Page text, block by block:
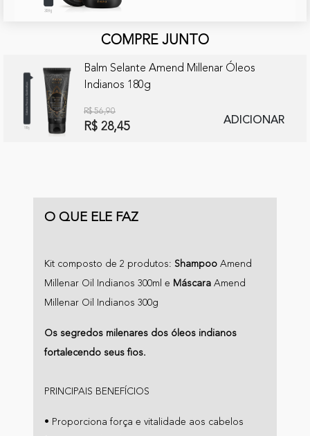
COMPRE JUNTO
Balm Selante Amend Millenar Óleos
Indianos 180g
R$ 56,90
R$ 28,45 ADICIONAR
O QUE ELE FAZ
Kit composto de 2 produtos: Shampoo Amend
Millenar Oil Indianos 300ml e Máscara Amend
Millenar Oil Indianos 300g
Os segredos milenares dos óleos indianos
fortalecendo seus fios.
PRINCIPAIS BENEFÍCIOS
• Proporciona força e vitalidade aos cabelos